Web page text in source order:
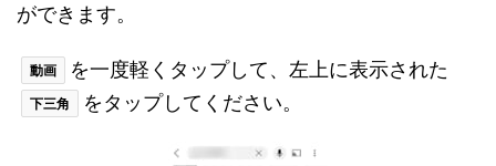
ができます。
動画 を一度軽くタップして、左上に表示された
下三角 をタップしてください。